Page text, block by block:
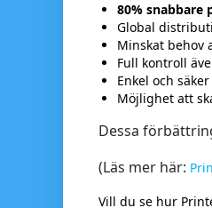
80% snabbare
Global
Minskat behov
Full kontroll
Enkel och
Möjlighet att
Dessa
(Läs mer här:
Vill du se hur